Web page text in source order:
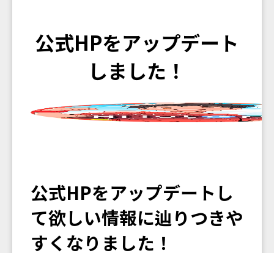
公式HPをアップデート
しました！
公式HPをアップデートし
て欲しい情報に辿りつきや
すくなりました！